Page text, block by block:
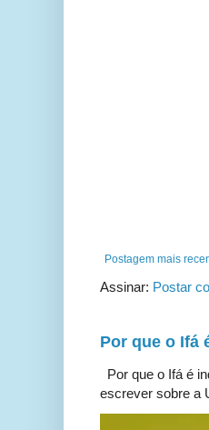
Postagem mais
Assinar: Postar
Por que o Ifá
Por que o Ifá é
escrever sobre a